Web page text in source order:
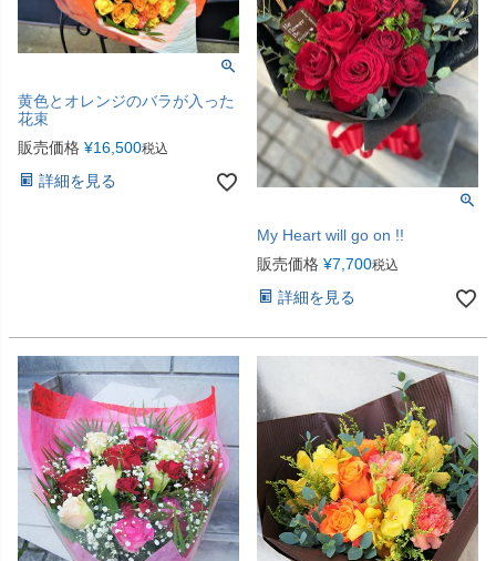
黄色とオレンジのバラが入った
花束
販売価格 ¥16,500税込
詳細を見る
My Heart will go on !!
販売価格 ¥7,700税込
詳細を見る